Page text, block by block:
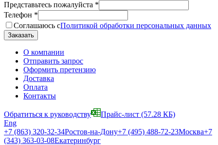
Представьтесь пожалуйста *
Телефон *
Соглашаюсь сПолитикой обработки персональных данных
О компании
Отправить запрос
Оформить претензию
Доставка
Оплата
Контакты
Обратиться к руководству Прайс-лист (57.28 КБ)
Eng
+7 (863) 320-32-34Ростов-на-Дону+7 (495) 488-72-23Москва+7
(343) 363-03-08Екатеринбург